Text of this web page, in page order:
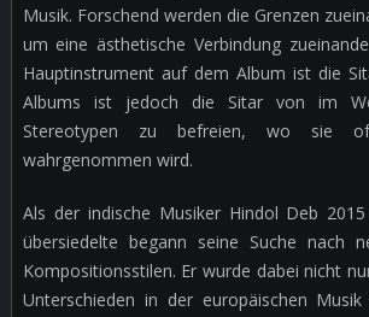
Musik. Forschend werden die Grenzen
um eine ästhetische Verbindung
Hauptinstrument auf dem Album ist die
Albums ist jedoch die Sitar von im
Stereotypen zu befreien, wo sie
wahrgenommen wird.
Als der indische Musiker Hindol Deb
übersiedelte begann seine Suche nach
Kompositionsstilen. Er wurde dabei nicht
Unterschieden in der europäischen